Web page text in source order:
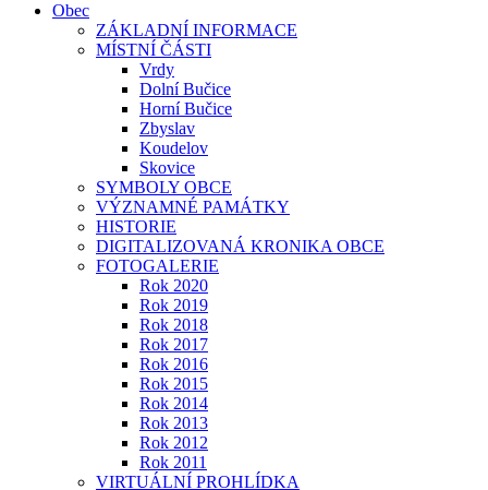
Obec
ZÁKLADNÍ INFORMACE
MÍSTNÍ ČÁSTI
Vrdy
Dolní Bučice
Horní Bučice
Zbyslav
Koudelov
Skovice
SYMBOLY OBCE
VÝZNAMNÉ PAMÁTKY
HISTORIE
DIGITALIZOVANÁ KRONIKA OBCE
FOTOGALERIE
Rok 2020
Rok 2019
Rok 2018
Rok 2017
Rok 2016
Rok 2015
Rok 2014
Rok 2013
Rok 2012
Rok 2011
VIRTUÁLNÍ PROHLÍDKA